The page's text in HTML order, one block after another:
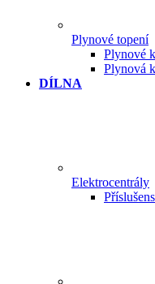
Plynové topení
Plynové
Plynová
DÍLNA
Elektrocentrály